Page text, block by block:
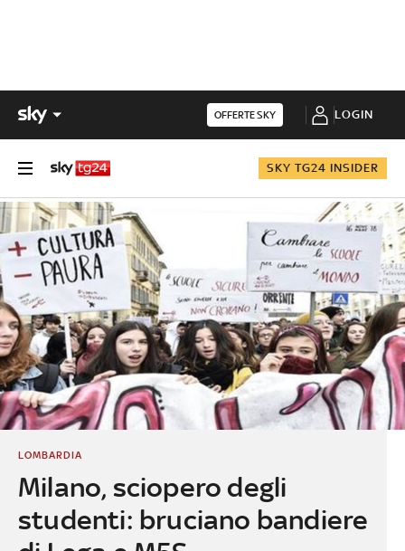
OFFERTE SKY LOGIN
SKY TG24 INSIDER
Milano, sciopero degli
studenti: bruciano bandiere
LOMBARDIA